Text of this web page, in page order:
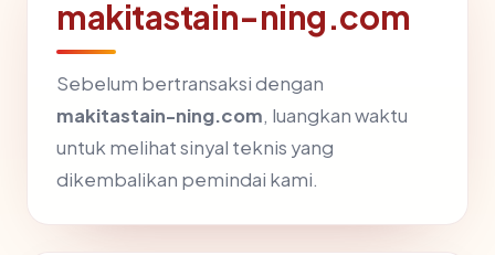
makitastain-ning.com
Sebelum bertransaksi dengan
makitastain-ning.com, luangkan waktu
untuk melihat sinyal teknis yang
dikembalikan pemindai kami.